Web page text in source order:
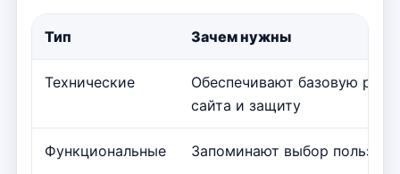
Тип Зачем нужны
Технические
Обеспечивают базовую
сайта и защиту
Функциональные Запоминают выбор